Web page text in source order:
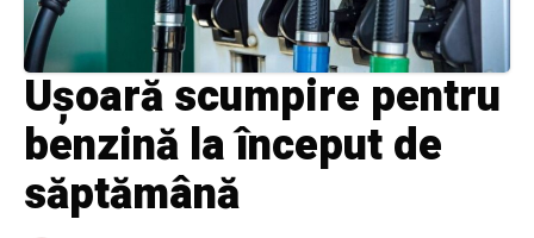
Ușoară scumpire pentru
benzină la început de
săptămână